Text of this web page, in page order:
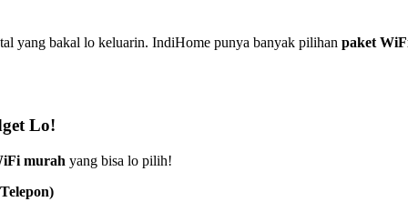
yang bakal lo keluarin. IndiHome punya banyak pilihan paket
Lo!
murah yang bisa lo pilih!